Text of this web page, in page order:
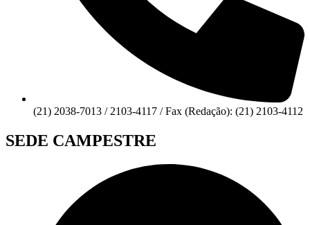
(21) 2038-7013 / 2103-4117 / Fax (Redação): (21) 2103-4112
SEDE CAMPESTRE